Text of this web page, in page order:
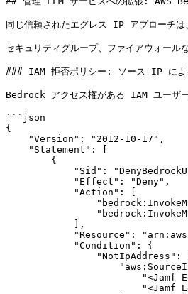
同じ信頼されたエグレス IP アプローチ
セキュリティグループ、ファイアウォー
### IAM 拒否ポリシー: ソース IP によ
Bedrock アクセス権がある IAM ユーザー
```json
{
    "Version": "2012-10-17",
    "Statement": [
        {
"Sid":
            "Effect": "Deny",
            "Action": [
            ],
"Resource":
            "Condition": {
"NotIpAddress":
"<Jamf
"<Jamf